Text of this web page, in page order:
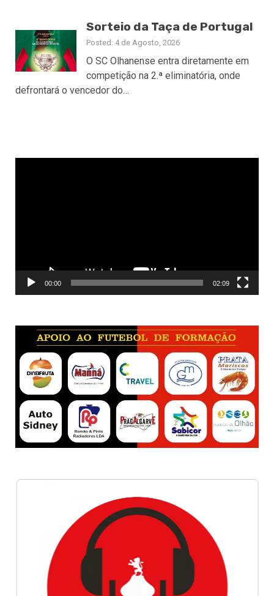
Sorteio da Taça de Portugal
Posted: 4 de Agosto, 2026
O SC Olhanense entra diretamente em
competição na 2.ª eliminatória, onde
defrontará o vencedor do…
00:00 02:09